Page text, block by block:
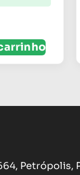
Petrópolis,